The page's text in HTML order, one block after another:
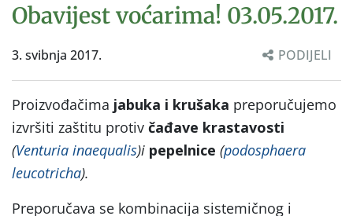
Obavijest voćarima! 03.05.2017.
3. svibnja 2017. PODIJELI
Proizvođačima jabuka i krušaka preporučujemo
izvršiti zaštitu protiv čađave krastavosti
(Venturia inaequalis)i pepelnice (podosphaera
leucotricha).
Preporučava se kombinacija sistemičnog i